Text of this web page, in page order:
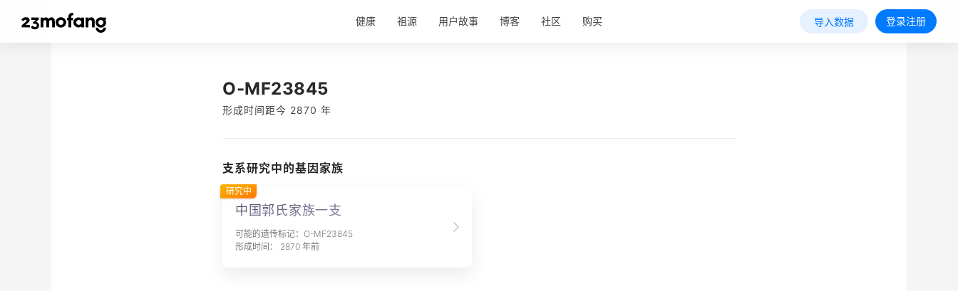
健康 祖源 用户故事 博客 社区 购买 导入数据 登录注册
O-MF23845
形成时间距今 2870 年
支系研究中的基因家族
中国郭氏家族一支
可能的遗传标记：O-MF23845
形成时间： 2870 年前
研究中